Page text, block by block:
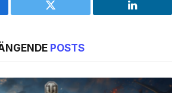
Twitter LinkedIn
POSTS